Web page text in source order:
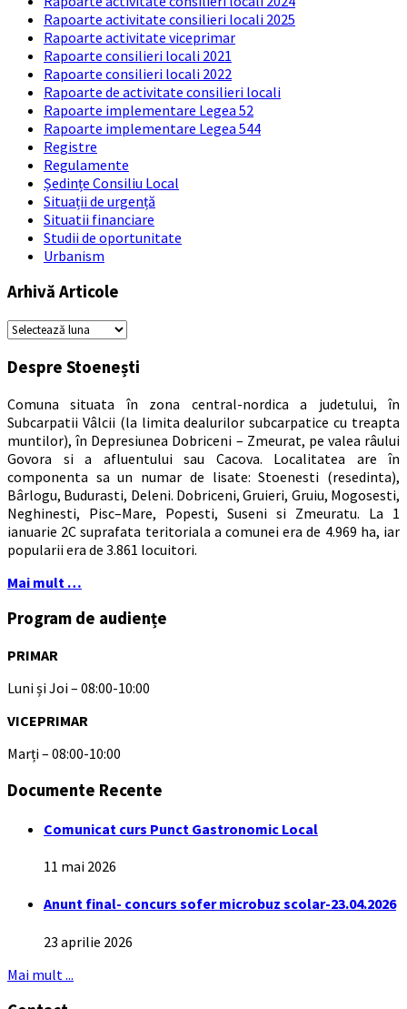
Rapoarte activitate consilieri locali 2025
Rapoarte activitate viceprimar
Rapoarte consilieri locali 2021
Rapoarte consilieri locali 2022
Rapoarte de activitate consilieri locali
Rapoarte implementare Legea 52
Rapoarte implementare Legea 544
Registre
Regulamente
Ședințe Consiliu Local
Situații de urgență
Situatii financiare
Studii de oportunitate
Urbanism
Arhivă Articole
Arhivă
Despre Stoenești
Comuna situata în zona central-nordica a judetului, în
Subcarpatii Vâlcii (la limita dealurilor subcarpatice cu treapta
muntilor), în Depresiunea Dobriceni – Zmeurat, pe valea râului
Govora si a afluentului sau Cacova. Localitatea are în
componenta sa un numar de lisate: Stoenesti (resedinta),
Bârlogu, Budurasti, Deleni. Dobriceni, Gruieri, Gruiu, Mogosesti,
Neghinesti, Pisc–Mare, Popesti, Suseni si Zmeuratu. La 1
ianuarie 2C suprafata teritoriala a comunei era de 4.969 ha, iar
popularii era de 3.861 locuitori.
Mai mult …
Program de audiențe
PRIMAR
Luni și Joi – 08:00-10:00
VICEPRIMAR
Marți – 08:00-10:00
Documente Recente
Comunicat curs Punct Gastronomic Local
11 mai 2026
Anunt final- concurs sofer microbuz scolar-23.04.2026
23 aprilie 2026
Mai mult ...